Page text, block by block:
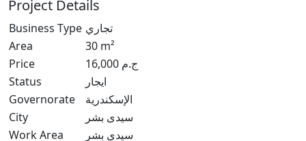
Project Details
Business Type تجاري
Area
30 m²
Price
16,000 ج.م
Status
ايجار
Governorate
الإسكندرية
City
سيدى بشر
Work Area
سيدي بشر